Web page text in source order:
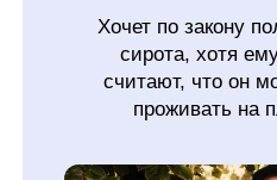
Хочет по закону
сирота, хотя
считают, что он
проживать на